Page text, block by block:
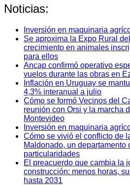
Noticias:
Inversión en maquinaria
Se aproxima la Expo Rural
crecimiento en animales
para ellos
Ancap confirmó operativo
vuelos durante las obras en
Inflación en Uruguay se
4,3% interanual a julio
Cómo se formó Vecinos del
reunión con Orsi y la marcha
Montevideo
Inversión en maquinaria
Cómo se vivió el conflicto de
Maldonado, un departamento
particularidades
El preacuerdo que cambia la
construcción: menos horas,
hasta 2031